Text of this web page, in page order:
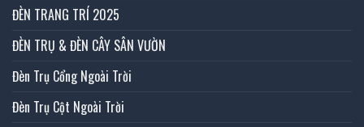
ĐÈN TRANG TRÍ 2025
ĐÈN TRỤ & ĐÈN CÂY SÂN VƯỜN
Đèn Trụ Cổng Ngoài Trời
Đèn Trụ Cột Ngoài Trời